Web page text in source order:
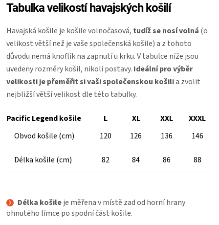
Tabulka velikostí havajských košilí
Havajská košile je košile volnočasová, tudíž se nosí volná (o
velikost větší než je vaše společenská košile) a z tohoto
důvodu nemá knoflík na zapnutí u krku. V tabulce níže jsou
uvedeny rozměry košil, nikoli postavy. Ideální pro výběr
velikosti je přeměřit si vaši společenskou košilia zvolit
nejbližší větší velikost dle této tabulky.
Pacific Legend košile L XL XXL
XXXL
Obvod košile (cm)
120 126 136 146
Délka košile (cm) 82 84 86 88
Délka košileje měřena v místě zad od horní hrany
ohnutého límce po spodní část košile.